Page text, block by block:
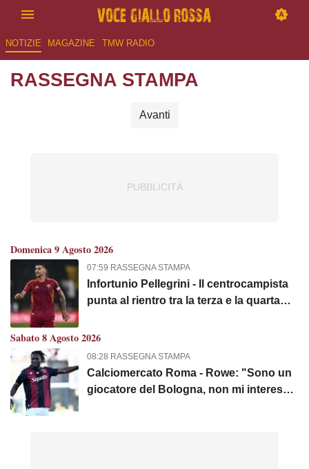
NOTIZIE MAGAZINE TMW RADIO
RASSEGNA STAMPA
Avanti
Domenica 9 Agosto 2026
07:59 RASSEGNA STAMPA
Infortunio Pellegrini - Il centrocampista
punta al rientro tra la terza e la quarta
Sabato 8 Agosto 2026
08:28 RASSEGNA STAMPA
Calciomercato Roma - Rowe: "Sono un
giocatore del Bologna, non mi interessa